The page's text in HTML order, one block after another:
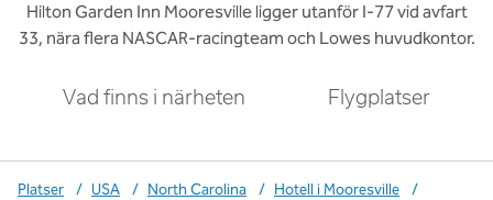
Hilton Garden Inn Mooresville ligger utanför I-77 vid avfart
33, nära flera NASCAR-racingteam och Lowes huvudkontor.
Vad finns i närheten Flygplatser
Platser / USA / North Carolina / Hotell i Mooresville
/